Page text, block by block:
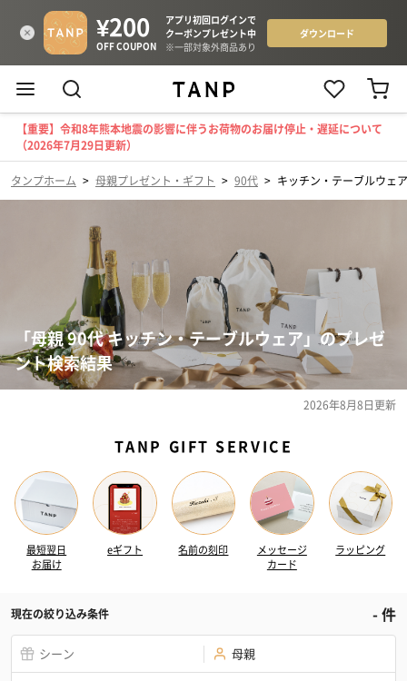
【重要】令和8年熊本地震の影響に伴うお荷物のお届け停止・遅延について
（2026年7月29日更新）
タンプホーム > 母親プレゼント・ギフト > 90代 > キッチン・テーブルウェア
「母親 90代 キッチン・テーブルウェア」のプレゼ
ント検索結果
2026年8月8日更新
TANP GIFT SERVICE
最短翌日
お届け
eギフト 名前の刻印
メッセージ
カード
ラッピング
現在の絞り込み条件 -件
シーン 母親